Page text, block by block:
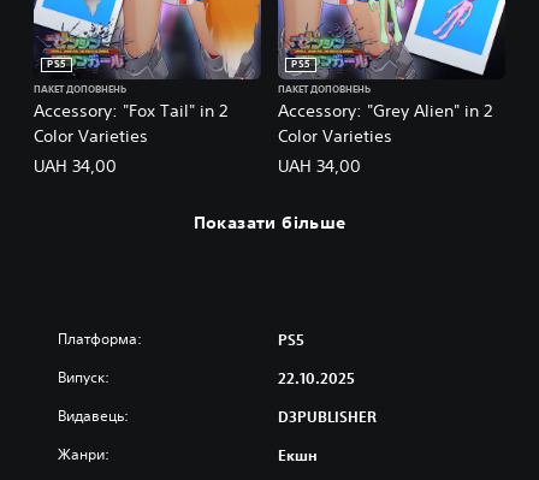
Accessory: "Fox Tail" in 2
Color Varieties
PS5
ПАКЕТ ДОПОВНЕНЬ
UAH 34,00
Accessory: "Grey Alien" in 2
Color Varieties
PS5
ПАКЕТ ДОПОВНЕНЬ
UAH 34,00
Показати більше
Платформа: PS5
Випуск: 22.10.2025
Видавець: D3PUBLISHER
Жанри: Екшн